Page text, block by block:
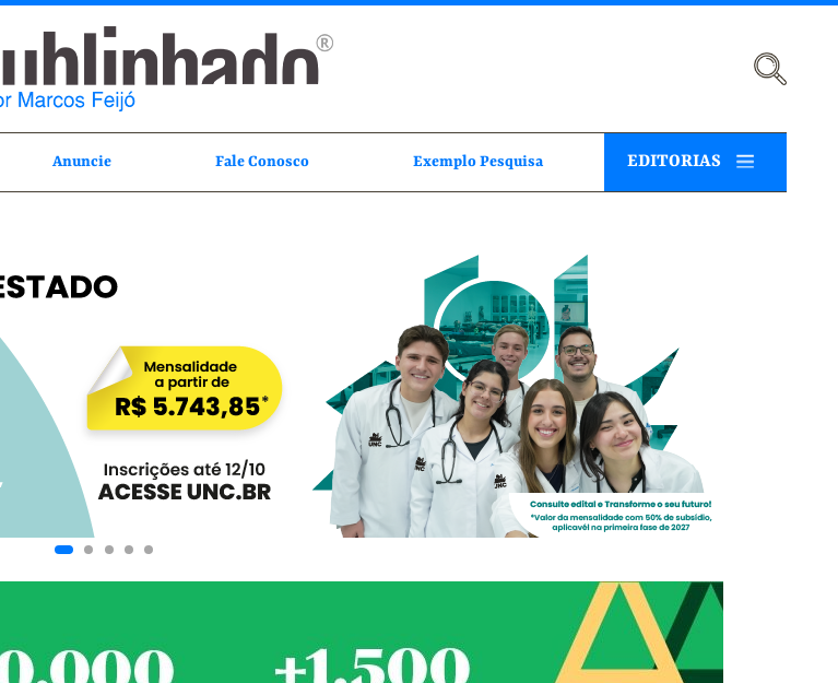
Anuncie Fale Conosco Exemplo Pesquisa EDITORIAS